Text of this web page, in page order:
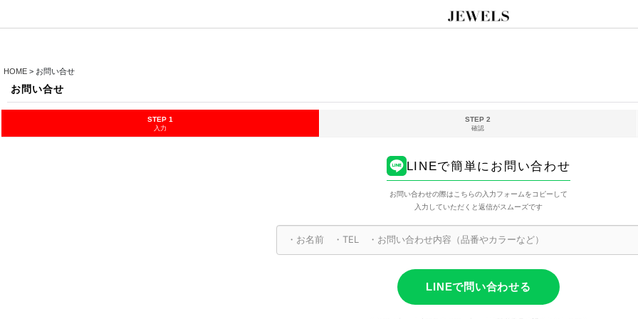
HOME > お問い合せ
お問い合せ
STEP 1
入力
STEP 2
確認
LINEで簡単にお問い合わせ
お問い合わせの際はこちらの入力フォームをコピーして
入力していただくと返信がスムーズです
LINEで問い合わせる